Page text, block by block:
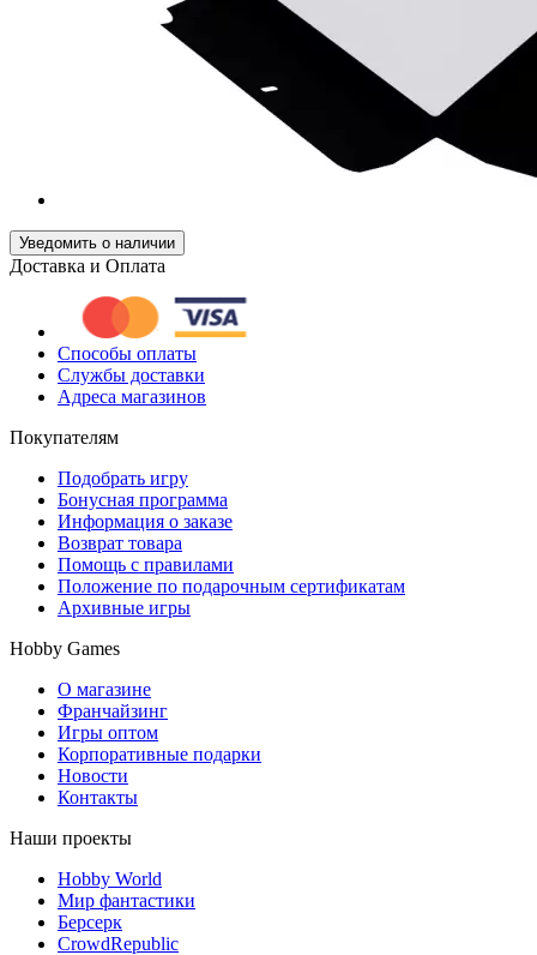
Уведомить о наличии
Доставка и Оплата
Способы оплаты
Службы доставки
Адреса магазинов
Покупателям
Подобрать игру
Бонусная программа
Информация о заказе
Возврат товара
Помощь с правилами
Положение по подарочным сертификатам
Архивные игры
Hobby Games
О магазине
Франчайзинг
Игры оптом
Корпоративные подарки
Новости
Контакты
Наши проекты
Hobby World
Мир фантастики
Берсерк
CrowdRepublic